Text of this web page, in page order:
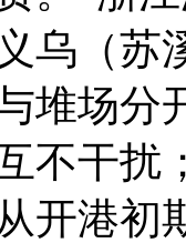
乌（苏
堆场分
不干扰
开港初